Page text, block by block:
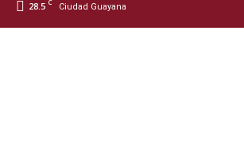
28.5 C Ciudad Guayana